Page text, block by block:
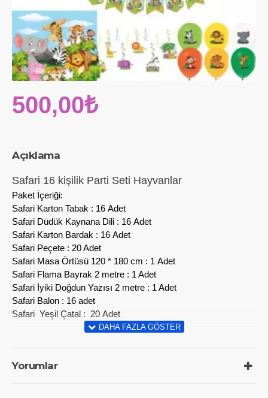
Açıklama
Safari 16 kişilik Parti Seti Hayvanlar
Paket İçeriği:
Safari Karton Tabak : 16 Adet
Safari Düdük Kaynana Dili : 16 Adet
Safari Karton Bardak : 16 Adet
Safari Peçete : 20 Adet
Safari Masa Örtüsü 120 * 180 cm : 1 Adet
Safari Flama Bayrak 2 metre : 1 Adet
Safari İyiki Doğdun Yazısı 2 metre : 1 Adet
Safari Balon : 16 adet
Safari Yeşil Çatal : 20 Adet
Yorumlar
500,00₺